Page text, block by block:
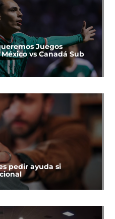
Juegos
vs Canadá Sub
pedir ayuda si